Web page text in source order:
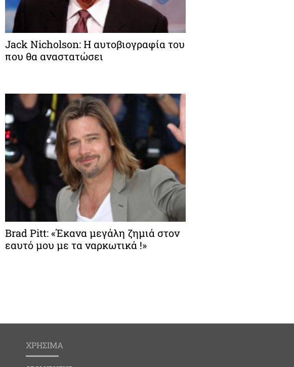
Jack Nicholson: Η αυτοβιογραφία του
που θα αναστατώσει
Brad Pitt: «Έκανα μεγάλη ζημιά στον
εαυτό μου με τα ναρκωτικά !»
ΧΡΗΣΙΜΑ